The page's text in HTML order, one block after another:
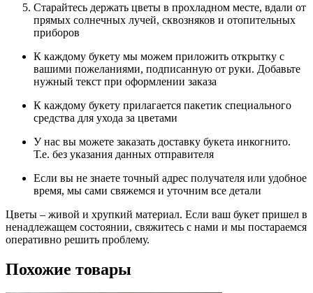
Старайтесь держать цветы в прохладном месте, вдали от
прямых солнечных лучей, сквозняков и отопительных
приборов
К каждому букету мы можем приложить открытку с
вашими пожеланиями, подписанную от руки. Добавьте
нужный текст при оформлении заказа
К каждому букету прилагается пакетик специального
средства для ухода за цветами
У нас вы можете заказать доставку букета инкогнито.
Т.е. без указания данных отправителя
Если вы не знаете точный адрес получателя или удобное
время, мы сами свяжемся и уточним все детали
Цветы – живой и хрупкий материал. Если ваш букет пришел в
ненадлежащем состоянии, свяжитесь с нами и мы постараемся
оперативно решить проблему.
Похожие товары